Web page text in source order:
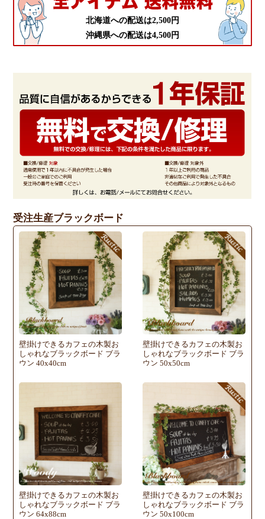
北海道への配送は2,500円
沖縄県への配送は4,500円
受注生産ブラックボード
壁掛けできるカフェの木製お
しゃれなブラックボード ブラ
ウン 40x40cm
壁掛けできるカフェの木製お
しゃれなブラックボード ブラ
ウン 50x50cm
壁掛けできるカフェの木製お
しゃれなブラックボード ブラ
ウン 64x88cm
壁掛けできるカフェの木製お
しゃれなブラックボード ブラ
ウン 50x100cm